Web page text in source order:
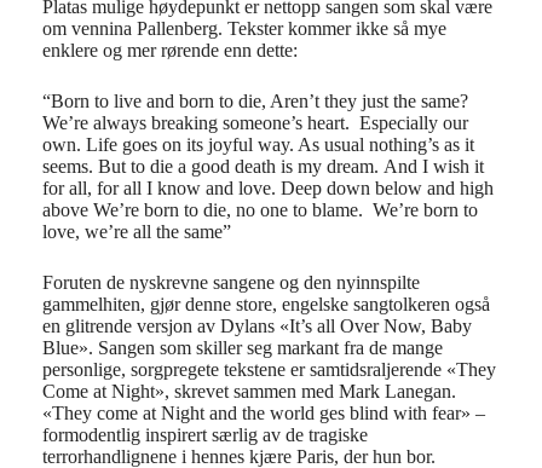
Platas mulige høydepunkt er nettopp sangen som skal være
om vennina Pallenberg. Tekster kommer ikke så mye
enklere og mer rørende enn dette:
“Born to live and born to die, Aren’t they just the same?
We’re always breaking someone’s heart. Especially our
own. Life goes on its joyful way. As usual nothing’s as it
seems. But to die a good death is my dream. And I wish it
for all, for all I know and love. Deep down below and high
above We’re born to die, no one to blame. We’re born to
love, we’re all the same”
Foruten de nyskrevne sangene og den nyinnspilte
gammelhiten, gjør denne store, engelske sangtolkeren også
en glitrende versjon av Dylans «It’s all Over Now, Baby
Blue». Sangen som skiller seg markant fra de mange
personlige, sorgpregete tekstene er samtidsraljerende «They
Come at Night», skrevet sammen med Mark Lanegan.
«They come at Night and the world ges blind with fear» –
formodentlig inspirert særlig av de tragiske
terrorhandlignene i hennes kjære Paris, der hun bor.